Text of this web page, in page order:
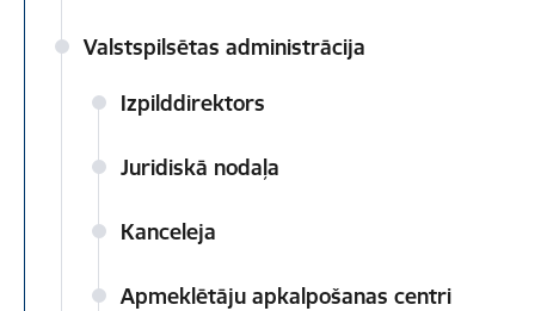
Valstspilsētas administrācija
Izpilddirektors
Juridiskā nodaļa
Kanceleja
Apmeklētāju apkalpošanas centri